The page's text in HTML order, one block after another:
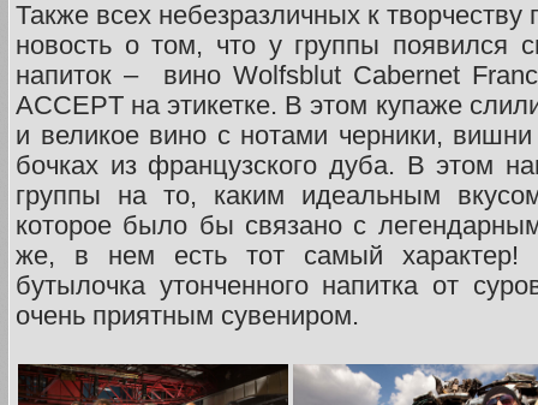
Также всех небезразличных к
новость о том, что у группы появился
напиток – вино Wolfsblut Cabernet
ACCEPT на этикетке. В этом купаже
и великое вино с нотами черники,
бочках из французского дуба. В этом
группы на то, каким идеальным
которое было бы связано с
же, в нем есть тот самый характер!
бутылочка утонченного напитка от
очень приятным сувениром.